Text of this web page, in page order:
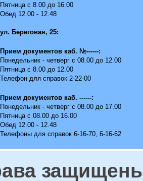
Пятница с 8.00 до 16.00
Обед 12.00 - 12.48
ул. Береговая, 25:
Прием документов каб. №------:
Понедельник - четверг с 08.00 до 12.00
Пятница с 8.00 до 12.00
Телефон для справок 2-22-00
Прием документов каб. ------:
Понедельник - четверг с 08.00 до 17.00
Пятница с 08.00 до 16.00
Обед 12.00 - 12.48
Телефоны для справок 6-16-70, 6-16-62